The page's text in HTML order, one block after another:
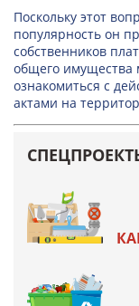
Поскольку этот
популярность он
собственников
общего имущества
ознакомиться с
актами на